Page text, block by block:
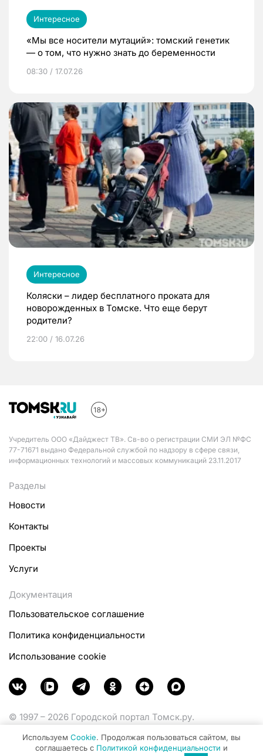
Интересное
«Мы все носители мутаций»: томский генетик
— о том, что нужно знать до беременности
08:30 / 17.07.26
Интересное
Коляски – лидер бесплатного проката для
новорожденных в Томске. Что еще берут
родители?
22:00 / 16.07.26
Учредитель ООО «Дайджест ТВ». Св-во о регистрации СМИ ЭЛ №ФС
77-71671 выдано Федеральной службой по надзору в сфере связи,
информационных технологий и массовых коммуникаций 23.11.2017
Разделы
Новости
Контакты
Проекты
Услуги
Документация
Пользовательское соглашение
Политика конфиденциальности
Использование cookie
© 1997 – 2026 Городской портал Томск.ру.
Министерства цифрового развития, связи и массовых
Используем Cookie. Продолжая пользоваться сайтом, вы
соглашаетесь с Политикой конфиденциальности и